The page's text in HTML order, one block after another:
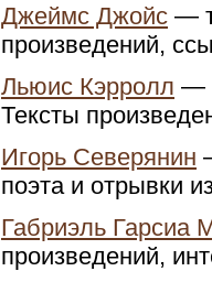
Джеймс Джойс —
произведений,
Льюис Кэрролл —
Тексты
Игорь Северянин
поэта и отрывки
Габриэль Гарсиа
произведений,